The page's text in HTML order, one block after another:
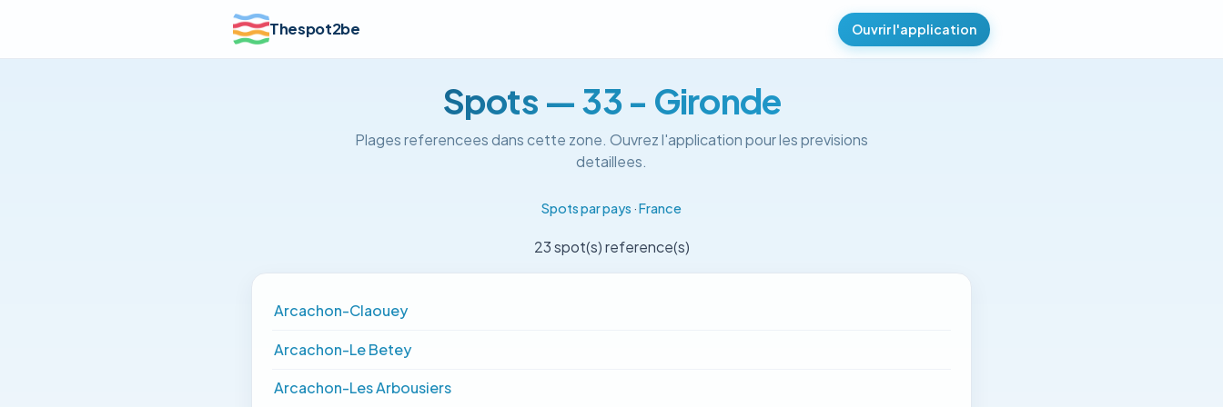
Thespot2be Ouvrir l'application
Spots — 33 - Gironde
Plages referencees dans cette zone. Ouvrez l'application pour les previsions
detaillees.
Spots par pays ·France
23 spot(s) reference(s)
Arcachon-Claouey
Arcachon-Le Betey
Arcachon-Les Arbousiers